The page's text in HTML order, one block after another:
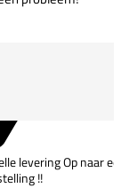
levering Op naar
!!